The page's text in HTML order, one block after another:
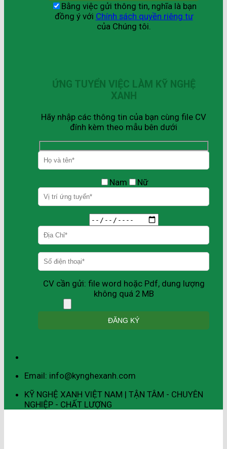
Bằng việc gửi thông tin, nghĩa là bạn
đồng ý với Chính sách quyền riêng tư
của Chúng tôi.
ỨNG TUYỂN VIỆC LÀM KỸ NGHỆ
XANH
Hãy nhập các thông tin của bạn cùng file CV
đính kèm theo mẫu bên dưới
Nam Nữ
CV cần gửi: file word hoặc Pdf, dung lượng
không quá 2 MB
Email: info@kynghexanh.com
KỸ NGHỆ XANH VIỆT NAM | TẬN TÂM - CHUYÊN
NGHIỆP - CHẤT LƯỢNG